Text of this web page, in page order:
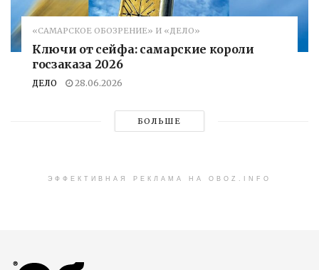
«САМАРСКОЕ ОБОЗРЕНИЕ» И «ДЕЛО»
Ключи от сейфа: самарские короли
госзаказа 2026
ДЕЛО 28.06.2026
БОЛЬШЕ
ЭФФЕКТИВНАЯ РЕКЛАМА НА OBOZ.INFO